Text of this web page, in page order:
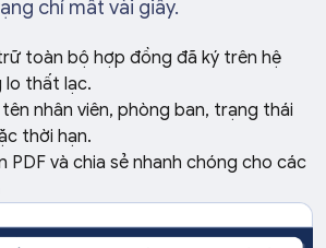
chỉ mất vài giây.
toàn bộ hợp đồng đã ký trên hệ
lo thất lạc.
nhân viên, phòng ban, trạng thái
thời hạn.
PDF và chia sẻ nhanh chóng cho các